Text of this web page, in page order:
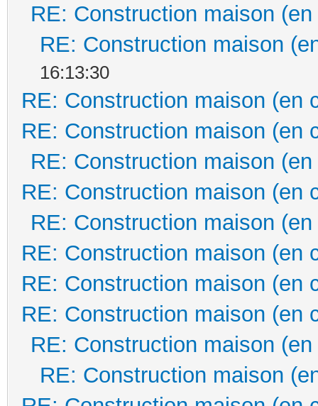
RE: Construction maison
RE: Construction maison
16:13:30
RE: Construction maison (en
RE: Construction maison (en
RE: Construction maison
RE: Construction maison (en
RE: Construction maison
RE: Construction maison (en
RE: Construction maison (en
RE: Construction maison (en
RE: Construction maison
RE: Construction maison